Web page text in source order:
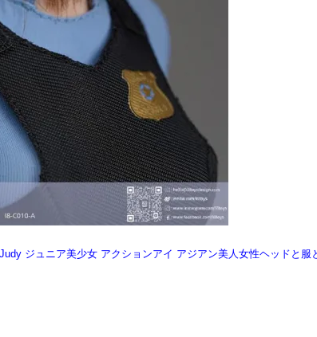
ジュニア美少女 アクションアイ アジアン美人女性ヘッドと服